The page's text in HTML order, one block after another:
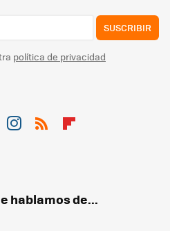
SUSCRIBIR
política de privacidad
hablamos de...